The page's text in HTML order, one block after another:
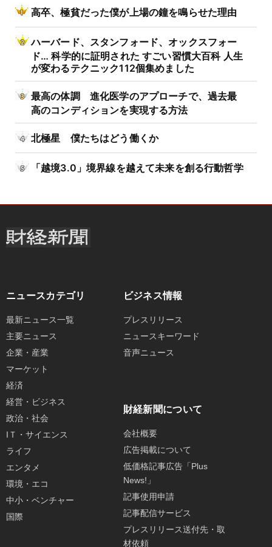
高卒、極貧だった僕が上場の鐘を鳴らせた理由
ハーバード、スタンフォード、オックスフォー
ド… 科学的に証明された すごい習慣大百科 人生
が変わるテクニック112個集めました
最高の体調 進化医学のアプローチで、過去最
高のコンディションを実現する方法
北極星 僕たちはどう働くか
「越境3.0」境界線を越えて未来を創る行動哲学
ニュースカテゴリ
最新ニュース一覧
主要ニュース
企業・産業
マーケット
経済
経営・ビジネス
政治・社会
IＴ・サイエンス
ライフ
エンタメ
環境・エコ
中小・ベンチャー
国際
ビジネス情報
プレスリリース
ニュースキーワード
音声ニュース
財経新聞について
会社概要
広告掲載について
低価格記事広告「Plus
News!」
記事使用申請
記事配信サービス
プレスリリース送付先・取
材依頼